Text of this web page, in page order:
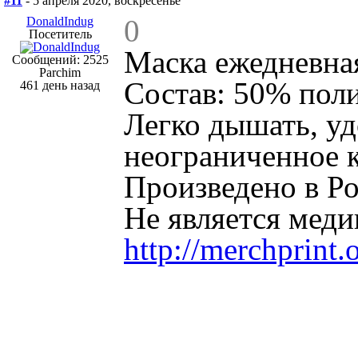
DonaldIndug
Посетитель
Сообщений: 2525
Parchim
461 день назад
0
Маска
Состав: 50%
Легко дышать,
неограниченное
Произведено в
Не является
http://